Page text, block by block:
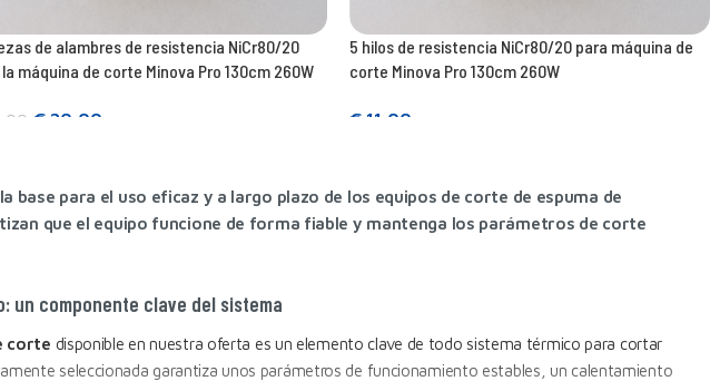
de alambres de resistencia NiCr80/20
máquina de corte Minova Pro 130cm 260W
€ 20,00
5 hilos de resistencia NiCr80/20 para máquina de
corte Minova Pro 130cm 260W
€ 11,00
base para el uso eficaz y a largo plazo de los equipos de corte de espuma de
que el equipo funcione de forma fiable y mantenga los parámetros de corte
un componente clave del sistema
corte disponible en nuestra oferta es un elemento clave de todo sistema térmico para cortar
seleccionada garantiza unos parámetros de funcionamiento estables, un calentamiento